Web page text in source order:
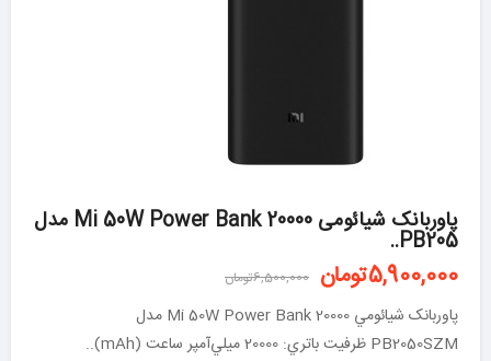
پاوربانک شیائومی Mi 50W Power Bank 20000 مدل
PB205..
5,900,000تومان 6,500,000تومان
پاوربانک شيائومي Mi 50W Power Bank 20000 مدل
PB2050SZM ظرفيت باتري: 20000 ميلي‌آمپر ساعت (mAh)..